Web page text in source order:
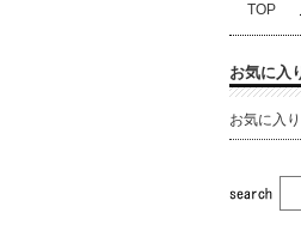
TOP
お気に入
お気に入